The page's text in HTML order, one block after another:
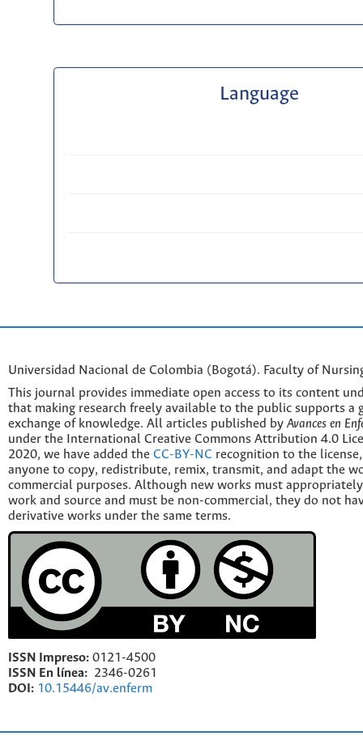
Language
Universidad Nacional de Colombia (Bogotá). Faculty of
This journal provides immediate open access to its content
that making research freely available to the public supports a
exchange of knowledge. All articles published by Avances en
under the International Creative Commons Attribution 4.0
2020, we have added the CC-BY-NC recognition to the
anyone to copy, redistribute, remix, transmit, and adapt the
commercial purposes. Although new works must
work and source and must be non-commercial, they do not
derivative works under the same terms.
ISSN Impreso: 0121-4500
ISSN En línea: 2346-0261
DOI: 10.15446/av.enferm